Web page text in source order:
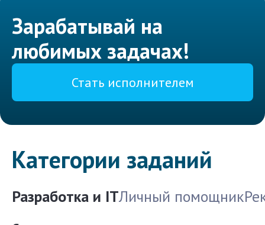
Зарабатывай на
любимых задачах!
Стать исполнителем
Категории заданий
Разработка и ITЛичный помощник